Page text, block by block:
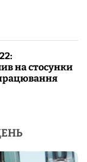
на стосунки